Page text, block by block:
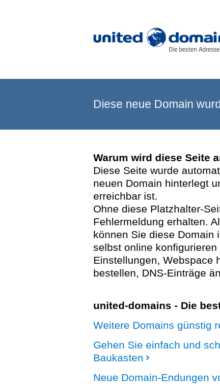
Diese neue Domain
Warum wird diese Seite
Diese Seite wurde
neuen Domain hinterlegt
erreichbar ist.
Ohne diese Platzhalter-
Fehlermeldung erhalten.
können Sie diese Domain
selbst online
Einstellungen, Webspace
bestellen, DNS-Einträge
united-domains - Die
Weitere Domains günstig
Gehen Sie einfach und
Baukasten
Neue Domain-Endungen